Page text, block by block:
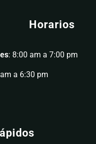
Horarios
: 8:00 am a 7:00 pm
a 6:30 pm